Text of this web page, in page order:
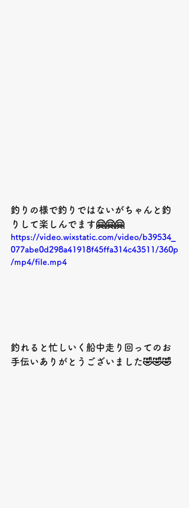
釣りの様で釣りではないがちゃんと釣
りして楽しんでます🤗🤗🤗
https://video.wixstatic.com/video/b39534_
077abe0d298a41918f45ffa314c43511/360p
/mp4/file.mp4
釣れると忙しいく船中走り回ってのお
手伝いありがとうございました🤣🤣🤣